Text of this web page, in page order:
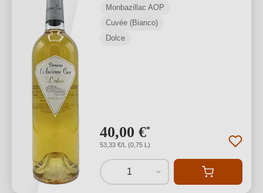
Monbazillac AOP
Cuvée (Bianco)
Dolce
40,00 €*
53,33 €/L (0,75 L)
1